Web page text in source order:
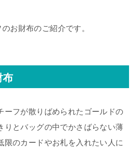
お財布のご紹介です。
布
ーフが散りばめられたゴールドの
りとバッグの中でかさばらない薄
限のカードやお札を入れたい人に